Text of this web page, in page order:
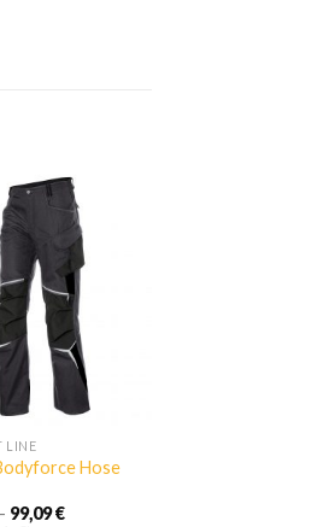
Zur
Wunschliste
hinzufügen
LINE
Hose
99,09€